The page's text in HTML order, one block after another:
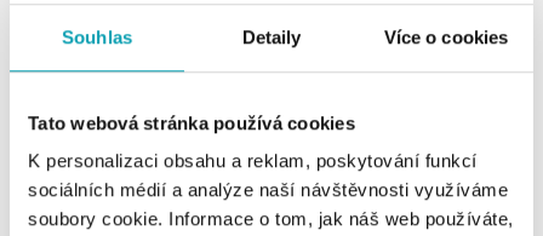
Souhlas Detaily Více o cookies
Tato webová stránka používá cookies
K personalizaci obsahu a reklam, poskytování funkcí
sociálních médií a analýze naší návštěvnosti využíváme
soubory cookie. Informace o tom, jak náš web používáte,
Náhrdelník s diamantom Love
od 326 €
Náhrdelník s diamantom Heaven
Wing